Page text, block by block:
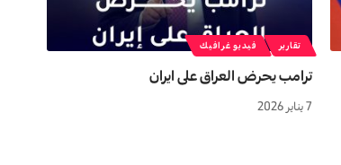
تقارير فيديو غرافيك
ترامب يحرض العراق على ايران
7 يناير 2026